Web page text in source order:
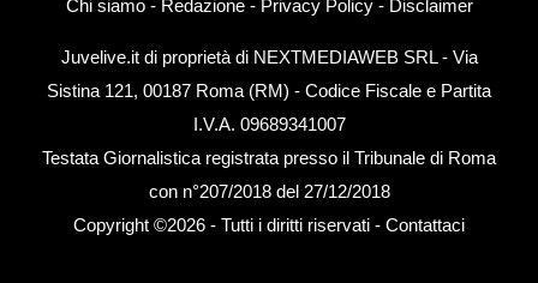
Chi siamo- Redazione- Privacy Policy- Disclaimer
Juvelive.it di proprietà di NEXTMEDIAWEB SRL - Via
Sistina 121, 00187 Roma (RM) - Codice Fiscale e Partita
I.V.A. 09689341007
Testata Giornalistica registrata presso il Tribunale di Roma
con n°207/2018 del 27/12/2018
Copyright ©2026 - Tutti i diritti riservati - Contattaci